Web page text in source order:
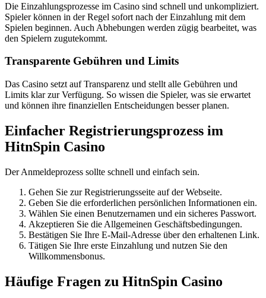
Die Einzahlungsprozesse im Casino sind schnell und unkompliziert.
Spieler können in der Regel sofort nach der Einzahlung mit dem
Spielen beginnen. Auch Abhebungen werden zügig bearbeitet, was
den Spielern zugutekommt.
Transparente Gebühren und Limits
Das Casino setzt auf Transparenz und stellt alle Gebühren und
Limits klar zur Verfügung. So wissen die Spieler, was sie erwartet
und können ihre finanziellen Entscheidungen besser planen.
Einfacher Registrierungsprozess im
HitnSpin Casino
Der Anmeldeprozess sollte schnell und einfach sein.
Gehen Sie zur Registrierungsseite auf der Webseite.
Geben Sie die erforderlichen persönlichen Informationen ein.
Wählen Sie einen Benutzernamen und ein sicheres Passwort.
Akzeptieren Sie die Allgemeinen Geschäftsbedingungen.
Bestätigen Sie Ihre E-Mail-Adresse über den erhaltenen Link.
Tätigen Sie Ihre erste Einzahlung und nutzen Sie den
Willkommensbonus.
Häufige Fragen zu HitnSpin Casino